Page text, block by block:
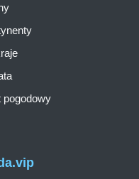
pogodowy